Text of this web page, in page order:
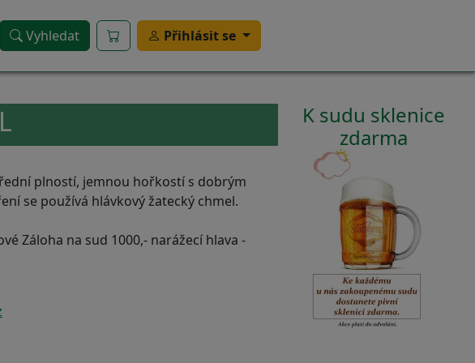
Vyhledat Přihlásit se
plností, jemnou hořkostí s dobrým
se používá hlávkový žatecký chmel.
Záloha na sud 1000,- narážecí hlava -
K sudu sklenice
zdarma